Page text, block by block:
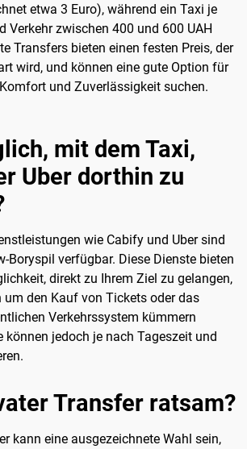
etwa 3 Euro), während ein Taxi je
Verkehr zwischen 400 und 600 UAH
Transfers bieten einen festen Preis, der
wird, und können eine gute Option für
und Zuverlässigkeit suchen.
mit dem Taxi,
Uber dorthin zu
wie Cabify und Uber sind
Boryspil verfügbar. Diese Dienste bieten
direkt zu Ihrem Ziel zu gelangen,
um den Kauf von Tickets oder das
Verkehrssystem kümmern
können jedoch je nach Tageszeit und
Transfer ratsam?
kann eine ausgezeichnete Wahl sein,